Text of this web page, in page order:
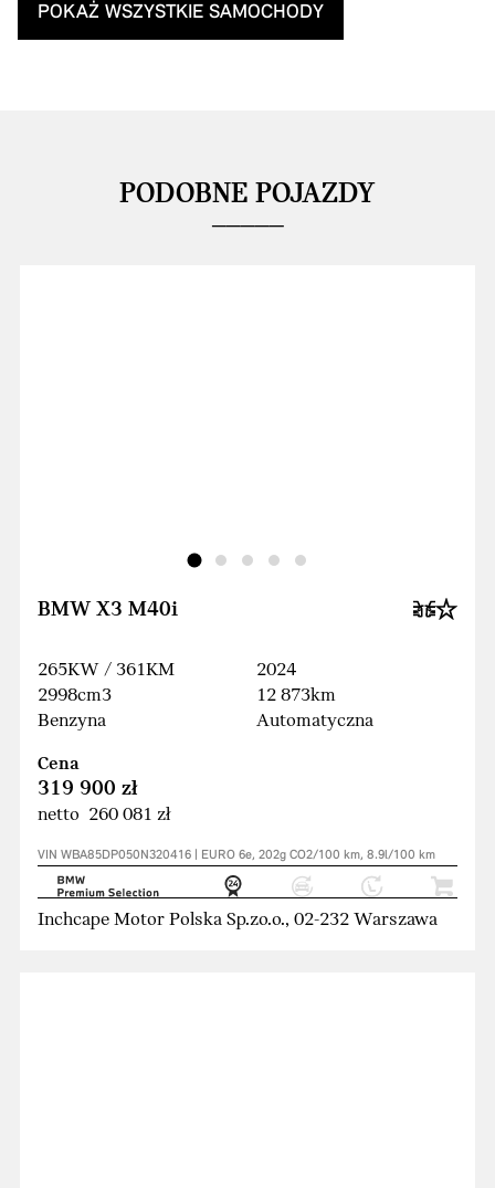
POKAŻ WSZYSTKIE SAMOCHODY
PODOBNE POJAZDY
BMW X3 M40i
265KW / 361KM
2998cm3
Benzyna
2024
12 873km
Automatyczna
Cena
319 900 zł
netto 260 081 zł
VIN WBA85DP050N320416 | EURO 6e, 202g CO2/100 km, 8.9l/100 km
Inchcape Motor Polska Sp.zo.o., 02-232 Warszawa